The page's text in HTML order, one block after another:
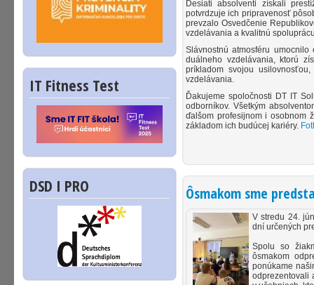
IT Fitness Test
DSD I PRO
Desiati absolventi získali
potvrdzuje ich pripravenosť
prevzalo Osvedčenie
vzdelávania a kvalitnú
Slávnostnú atmosféru
duálneho vzdelávania, ktorú
príkladom svojou
vzdelávania.
Ďakujeme spoločnosti DT IT
odborníkov. Všetkým
ďalšom profesijnom i osobnom
základom ich budúcej kariéry.
Ôsmakom sme
V stredu 24.
dní určených
Spolu so
ôsmakom
ponúkame
odprezentovali